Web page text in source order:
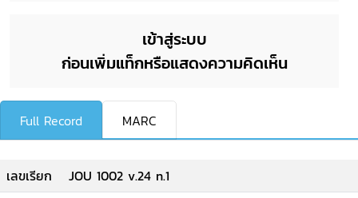
เข้าสู่ระบบ
ก่อนเพิ่มแท็กหรือแสดงความคิดเห็น
Full Record MARC
เลขเรียก
JOU 1002 v.24 n.1